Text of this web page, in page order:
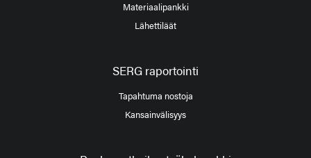
Materiaalipankki
Lähettiläät
SERG raportointi
Tapahtuma nostoja
Kansainvälisyys